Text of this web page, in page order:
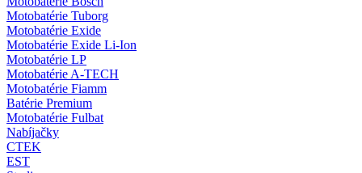
Motobatérie Tuborg
Motobatérie Exide
Motobatérie Exide Li-Ion
Motobatérie LP
Motobatérie A-TECH
Motobatérie Fiamm
Batérie Premium
Motobatérie Fulbat
Nabíjačky
CTEK
EST